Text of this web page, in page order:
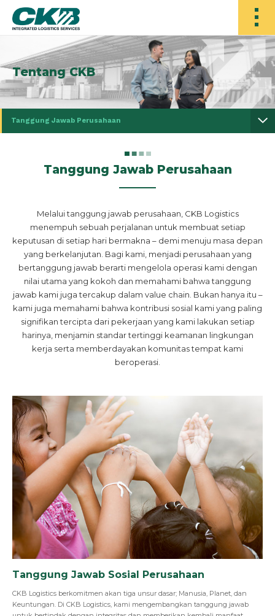
Tentang CKB
Tanggung Jawab Perusahaan
Tanggung Jawab Perusahaan
Melalui tanggung jawab perusahaan, CKB Logistics
menempuh sebuah perjalanan untuk membuat setiap
keputusan di setiap hari bermakna – demi menuju masa depan
yang berkelanjutan. Bagi kami, menjadi perusahaan yang
bertanggung jawab berarti mengelola operasi kami dengan
nilai utama yang kokoh dan memahami bahwa tanggung
jawab kami juga tercakup dalam value chain. Bukan hanya itu –
kami juga memahami bahwa kontribusi sosial kami yang paling
signifikan tercipta dari pekerjaan yang kami lakukan setiap
harinya, menjamin standar tertinggi keamanan lingkungan
kerja serta memberdayakan komunitas tempat kami
beroperasi.
Tanggung Jawab Sosial Perusahaan
CKB Logistics berkomitmen akan tiga unsur dasar; Manusia, Planet, dan
Keuntungan. Di CKB Logistics, kami mengembangkan tanggung jawab